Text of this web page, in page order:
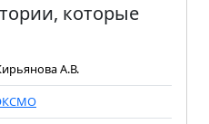
которые
А.В.